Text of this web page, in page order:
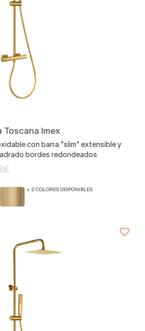
Toscana Imex
con barra "slim" extensible y
bordes redondeados
+ 2 COLORES DISPONIBLES